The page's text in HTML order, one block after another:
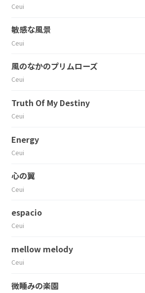
Ceui
敏感な風景
Ceui
風のなかのプリムローズ
Ceui
Truth Of My Destiny
Ceui
Energy
Ceui
心の翼
Ceui
espacio
Ceui
mellow melody
Ceui
微睡みの楽園